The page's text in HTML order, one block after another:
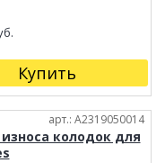
Купить
арт.: A2319050014
колодок для